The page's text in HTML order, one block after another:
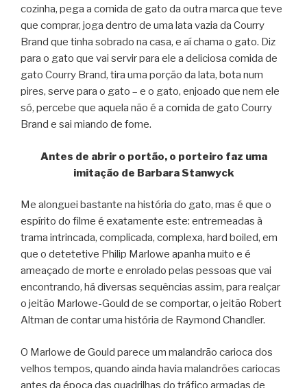
cozinha, pega a comida de gato da outra marca que teve
que comprar, joga dentro de uma lata vazia da Courry
Brand que tinha sobrado na casa, e aí chama o gato. Diz
para o gato que vai servir para ele a deliciosa comida de
gato Courry Brand, tira uma porção da lata, bota num
pires, serve para o gato – e o gato, enjoado que nem ele
só, percebe que aquela não é a comida de gato Courry
Brand e sai miando de fome.
Antes de abrir o portão, o porteiro faz uma
imitação de Barbara Stanwyck
Me alonguei bastante na história do gato, mas é que o
espírito do filme é exatamente este: entremeadas à
trama intrincada, complicada, complexa, hard boiled, em
que o detetetive Philip Marlowe apanha muito e é
ameaçado de morte e enrolado pelas pessoas que vai
encontrando, há diversas sequências assim, para realçar
o jeitão Marlowe-Gould de se comportar, o jeitão Robert
Altman de contar uma história de Raymond Chandler.
O Marlowe de Gould parece um malandrão carioca dos
velhos tempos, quando ainda havia malandrões cariocas
antes da época das quadrilhas do tráfico armadas de